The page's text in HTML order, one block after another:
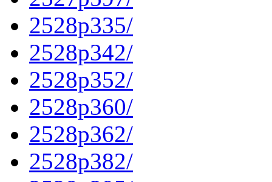
2528p335/
2528p342/
2528p352/
2528p360/
2528p362/
2528p382/